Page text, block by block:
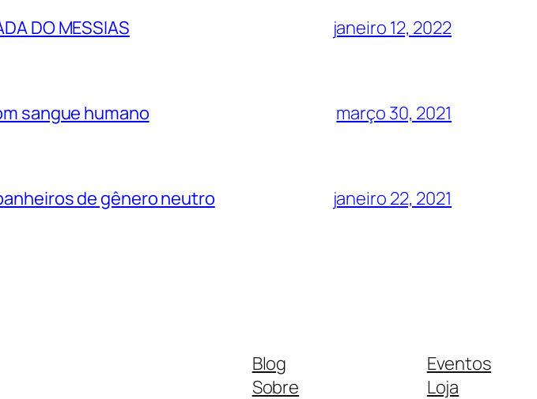
DO MESSIAS janeiro 12, 2022
sangue humano março 30, 2021
de gênero neutro janeiro 22, 2021
Blog
Sobre
Eventos
Loja